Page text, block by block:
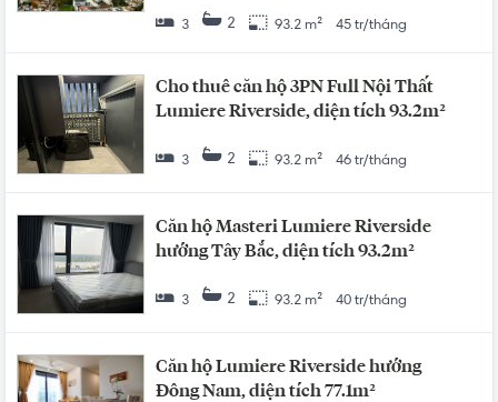
3 2 93.2 m² 45 tr/tháng
Cho thuê căn hộ 3PN Full Nội Thất
Lumiere Riverside, diện tích 93.2m²
3 2 93.2 m² 46 tr/tháng
Căn hộ Masteri Lumiere Riverside
hướng Tây Bắc, diện tích 93.2m²
3 2 93.2 m² 40 tr/tháng
Căn hộ Lumiere Riverside hướng
Đông Nam, diện tích 77.1m²